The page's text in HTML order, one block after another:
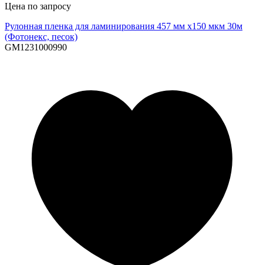
Цена по запросу
Рулонная пленка для ламинирования 457 мм х150 мкм 30м
(Фотонекс, песок)
GM1231000990